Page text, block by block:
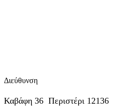
Διεύθυνση
Καβάφη 36 Περιστέρι 12136